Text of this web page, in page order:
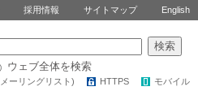
採用情報 サイトマップ English
ウェブ全体を検索
メーリングリスト ) HTTPS モバイル